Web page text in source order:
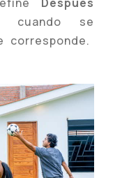
cuando se
corresponde.